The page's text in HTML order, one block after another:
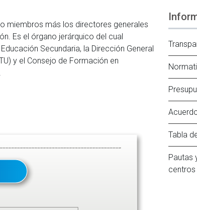
miembros más los directores generales
Es el órgano jerárquico del cual
Secundaria, la Dirección General
y el Consejo de Formación en
Tabla
Pautas
centros